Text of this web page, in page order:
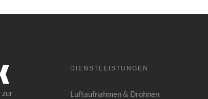
zur
DIENSTLEISTUNGEN
Luftaufnahmen & Drohnen